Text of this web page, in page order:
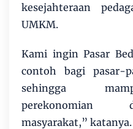
kesejahteraan
UMKM.
Kami ingin Pasar
contoh bagi pasar-
sehingga
perekonomian
masyarakat,” katanya.